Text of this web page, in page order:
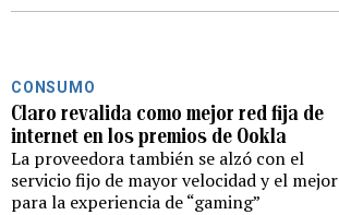
CONSUMO
Claro revalida como mejor red fija de
internet en los premios de Ookla
La proveedora también se alzó con el
servicio fijo de mayor velocidad y el mejor
para la experiencia de “gaming”